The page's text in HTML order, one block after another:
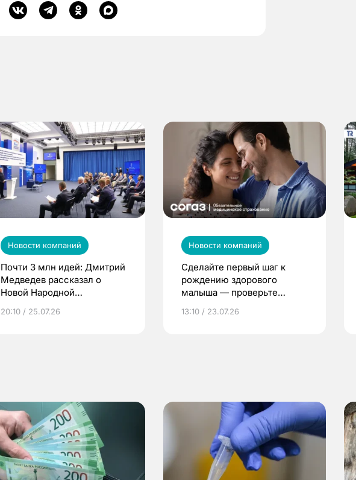
Новости компаний
Почти 3 млн идей: Дмитрий
Медведев рассказал о
Новой Народной
20:10 / 25.07.26
Новости компаний
Сделайте первый шаг к
рождению здорового
малыша — проверьте
по ОМС!
13:10 / 23.07.26